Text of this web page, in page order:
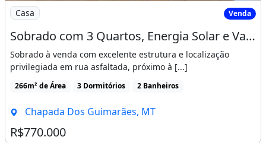
Imagem: Sobrado com 3 Quartos, Energia Solar e
Casa Venda
Sobrado com 3 Quartos, Energia Solar e Varanda Gourmet à Venda �� Próximo à Pousada
Sobrado à venda com excelente estrutura e localização
privilegiada em rua asfaltada, próximo à [...]
266m² de Área 3 Dormitórios 2 Banheiros
Chapada Dos Guimarães, MT
R$770.000